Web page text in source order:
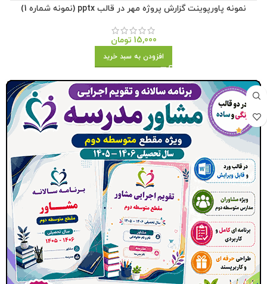
نمونه پاورپوینت گزارش پروژه مهر در قالب pptx (نمونه شماره 1)
15,000 تومان
افزودن به سبد خرید